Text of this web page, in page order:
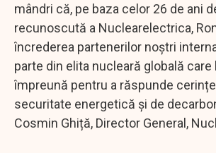
mândri că, pe baza celor 26 de ani
recunoscută a Nuclearelectrica,
încrederea partenerilor noștri
parte din elita nucleară globală care
împreună pentru a răspunde
securitate energetică și de
Cosmin Ghiță, Director General,